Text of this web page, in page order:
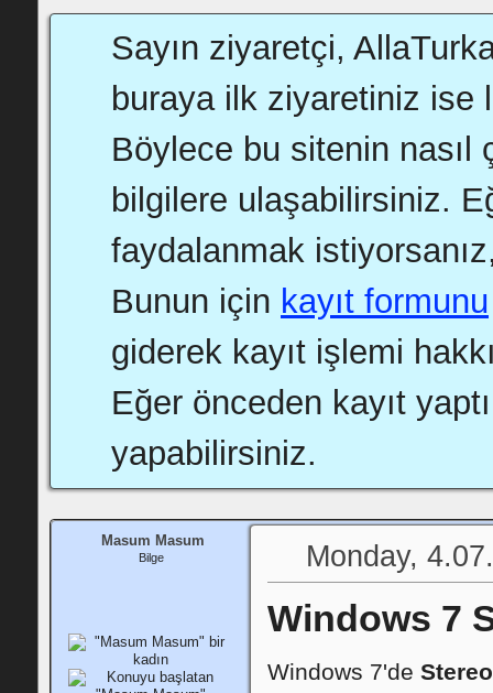
Sayın ziyaretçi,
buraya ilk ziyaretiniz ise
Böylece bu sitenin nasıl
bilgilere ulaşabilirsiniz.
faydalanmak
Bunun için kayıt formunu
giderek kayıt işlemi
Eğer önceden kayıt
yapabilirsiniz.
Masum Masum
Bilge Monday,
Windows 7
Windows 7'de